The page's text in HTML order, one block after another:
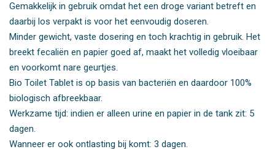
Gemakkelijk in gebruik omdat het een droge variant betreft en
daarbij los verpakt is voor het eenvoudig doseren.
Minder gewicht, vaste dosering en toch krachtig in gebruik. Het
breekt fecaliën en papier goed af, maakt het volledig vloeibaar
en voorkomt nare geurtjes.
Bio Toilet Tablet is op basis van bacteriën en daardoor 100%
biologisch afbreekbaar.
Werkzame tijd: indien er alleen urine en papier in de tank zit: 5
dagen.
Wanneer er ook ontlasting bij komt: 3 dagen.